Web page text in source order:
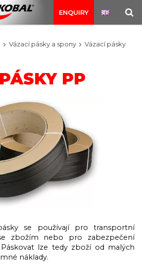
ENQUIRY
Vázací pásky a spony
Vázací pásky
PP
se používají pro transportní
zbožím nebo pro zabezpečení
lze tedy zboží od malých
náklady.